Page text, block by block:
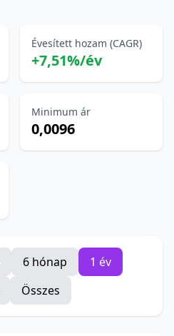
Évesített hozam (CAGR)
+7,51%/év
Minimum ár
0,0096
6 hónap
1 év
Összes